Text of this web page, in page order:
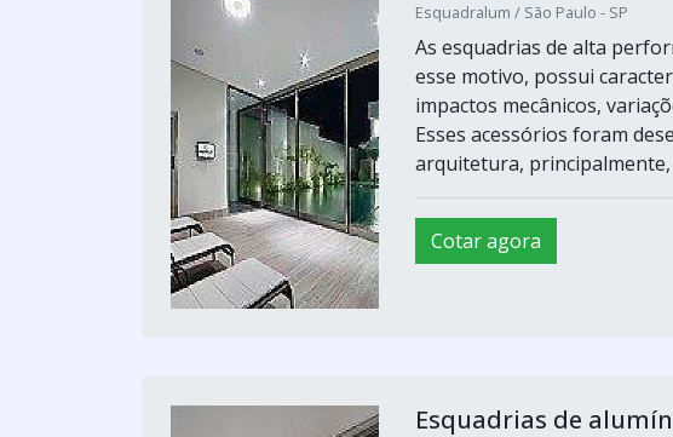
Esquadralum / São Paulo - SP
As esquadrias de alta
esse motivo, possui
impactos mecânicos,
Esses acessórios foram
arquitetura, principalmente,
Cotar agora
Esquadrias de